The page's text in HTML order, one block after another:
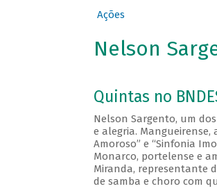
Ações
Nelson
Quintas no
Nelson Sargento, um
e alegria. Mangueirense,
Amoroso” e “Sinfonia
Monarco, portelense e
Miranda, representante
de samba e choro com